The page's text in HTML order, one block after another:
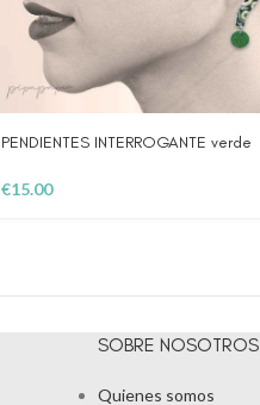
PENDIENTES INTERROGANTE verde
€15.00
SOBRE NOSOTROS
Quienes somos